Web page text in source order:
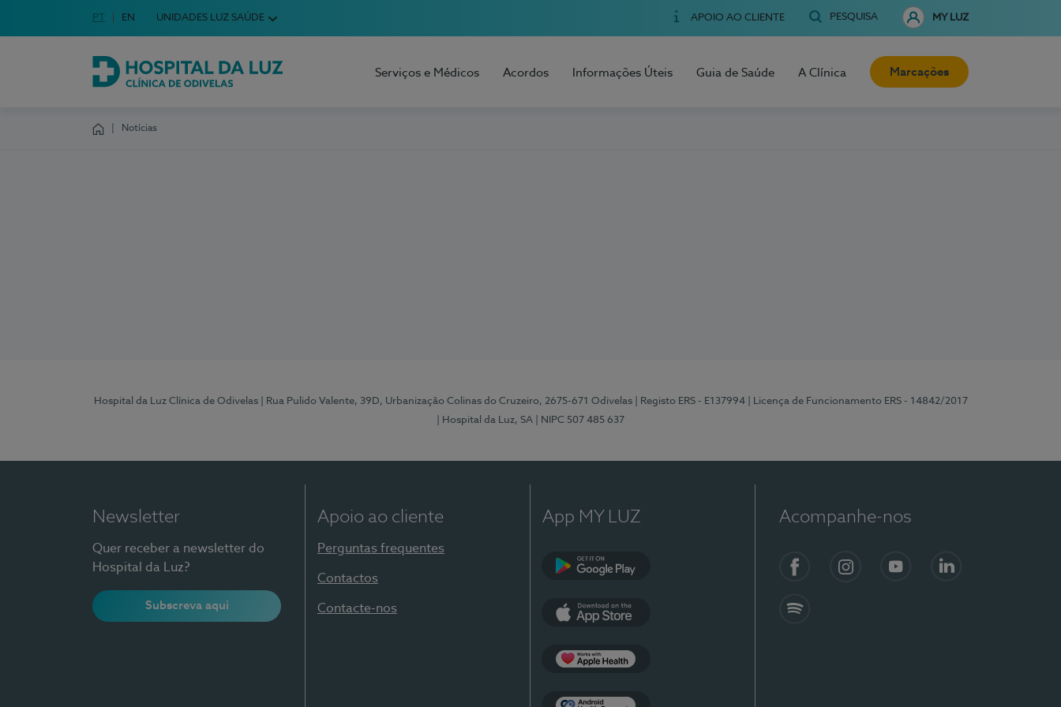
Escolha o seu idioma
Idioma em Português
PT English Language
EN UNIDADES LUZ SAÚDE APOIO AO CLIENTE PESQUISA MY LUZ
Hospital da Luz Clínica de Odivelas
Serviços e Médicos Acordos Informações Úteis Guia de Saúde A Clínica Marcações
Notícias
Hospital da Luz Clínica de Odivelas | Rua Pulido Valente, 39D, Urbanização Colinas do Cruzeiro, 2675-671 Odivelas | Registo ERS - E137994
| Licença de Funcionamento ERS - 14842/2017
| Hospital da Luz, SA
| NIPC 507 485 637
Newsletter
Quer receber a newsletter do
Hospital da Luz?
Subscreva aqui
Apoio ao cliente
Perguntas frequentes
Contactos
Contacte-nos
App MY LUZ Acompanhe-nos